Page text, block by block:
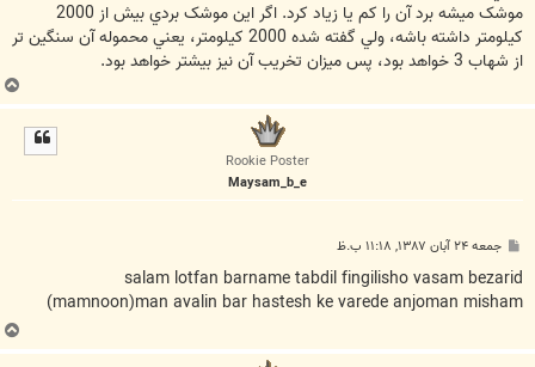
موشک ميشه برد آن را کم يا زياد کرد. اگر اين موشک بردي بيش از 2000
کيلومتر داشته باشه، ولي گفته شده 2000 کيلومتر، يعني محموله آن سنگين تر
از شهاب 3 خواهد بود، پس ميزان تخريب آن نيز بيشتر خواهد بود.
ب
ا
Rookie Poster
Maysam_b_e
پ
ت
جمعه ۲۴ آبان ۱۳۸۷, ۱۱:۱۸ ب.ظ
salam lotfan barname tabdil fingilisho vasam bezarid
mamnoon)man avalin bar hastesh ke varede anjoman misham)
ب
ا